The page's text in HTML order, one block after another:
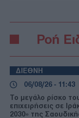
Ροή
ΔΙΕΘΝΗ
06/08/26 - 11:43
Το μεγάλο ρίσκο
επιχειρήσεις σε
2030» της